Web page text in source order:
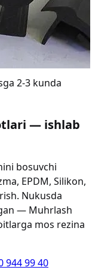
2-3 kunda
— ishlab
bosuvchi
EPDM, Silikon,
Nukusda
— Muhrlash
mos rezina
944 99 40